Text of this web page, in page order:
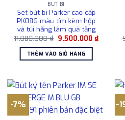
BÚT BI
Set bút bi Parker cao cấp
PK086 màu tím kèm hộp
và túi hãng làm quà tặng
11.080.000₫ Giá
là:
11.080.000 ₫.
9.500.000 ₫Giá
hiện
THÊM VÀO GIỎ HÀNG
-7% -